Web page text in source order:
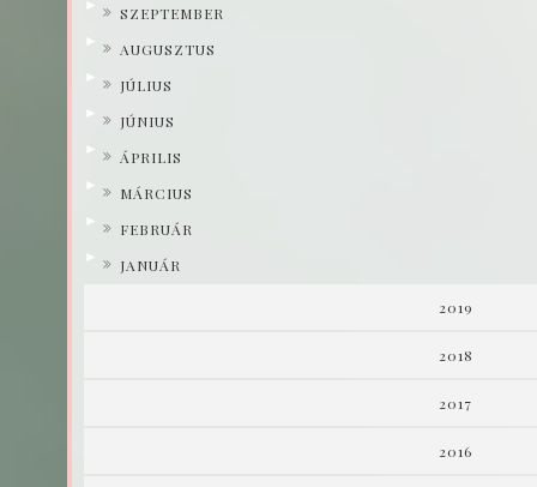
► SZEPTEMBER
► AUGUSZTUS
► JÚLIUS
► JÚNIUS
► ÁPRILIS
► MÁRCIUS
► FEBRUÁR
► JANUÁR
2019
2018
2017
2016